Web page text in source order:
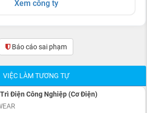
Xem công ty
Báo cáo sai phạm(0)
VIỆC LÀM TƯƠNG TỰ
Điện Công Nghiệp (Cơ Điện)